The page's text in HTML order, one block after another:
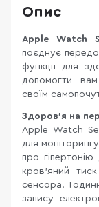
Опис
Apple Watch
поєднує
функції для
допомогти
своїм
Здоров’я на
Apple Watch
для
про
кров’яний
сенсора.
запису